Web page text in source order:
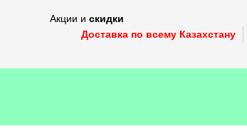
Акции и скидки
Доставка по всему Казахстану